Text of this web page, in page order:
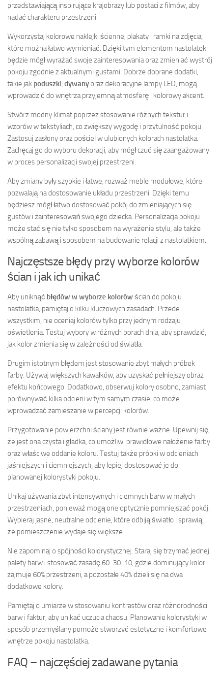
przedstawiającą inspirujące krajobrazy lub postaci z filmów, aby
nadać charakteru przestrzeni.
Wykorzystaj kolorowe naklejki ścienne, plakaty i ramki na zdjęcia,
które można łatwo wymieniać. Dzięki tym elementom nastolatek
będzie mógł wyrażać swoje zainteresowania oraz zmieniać wystrój
pokoju zgodnie z aktualnymi gustami. Dobrze dobrane dodatki,
takie jak poduszki dywanyoraz dekoracyjne lampy LED, mogą
wprowadzić do wnętrza przyjemną atmosferę i kolorowy akcent.
Stwórz modny klimat poprzez stosowanie różnych tekstur i
wzorów w tekstyliach, co zwiększy wygodę i przytulność pokoju.
Zastosuj zasłony oraz pościel w ulubionych kolorach nastolatka.
Zachęcaj go do wyboru dekoracji, aby mógł czuć się zaangażowany
w proces personalizacji swojej przestrzeni.
Aby zmiany były szybkie i łatwe, rozważ meble modułowe, które
pozwalają na dostosowanie układu przestrzeni. Dzięki temu
będziesz mógł łatwo dostosować pokój do zmieniających się
gustów i zainteresowań swojego dziecka. Personalizacja pokoju
może stać się nie tylko sposobem na wyrażenie stylu, ale także
wspólną zabawą i sposobem na budowanie relacji z nastolatkiem.
Najczęstsze błędy przy wyborze kolorów
ścian i jak ich unikać
Aby uniknąć błędów w wyborze kolorów ścian do pokoju
nastolatka, pamiętaj o kilku kluczowych zasadach. Przede
wszystkim, nie oceniaj kolorów tylko przy jednym rodzaju
oświetlenia. Testuj wybory w różnych porach dnia, aby sprawdzić,
jak kolor zmienia się w zależności od światła.
Drugim istotnym błędem jest stosowanie zbyt małych próbek
farby. Używaj większych kawałków, aby uzyskać pełniejszy obraz
efektu końcowego. Dodatkowo, obserwuj kolory osobno, zamiast
porównywać kilka odcieni w tym samym czasie, co może
wprowadzać zamieszanie w percepcji kolorów.
Przygotowanie powierzchni ściany jest równie ważne. Upewnij się,
że jest ona czysta i gładka, co umożliwi prawidłowe nałożenie farby
oraz właściwe oddanie koloru. Testuj także próbki w odcieniach
jaśniejszych i ciemniejszych, aby lepiej dostosować je do
planowanej kolorystyki pokoju.
Unikaj używania zbyt intensywnych i ciemnych barw w małych
przestrzeniach, ponieważ mogą one optycznie pomniejszać pokój.
Wybieraj jasne, neutralne odcienie, które odbiją światło i sprawią,
że pomieszczenie wydaje się większe.
Nie zapominaj o spójności kolorystycznej. Staraj się trzymać jednej
palety barw i stosować zasadę 60-30-10, gdzie dominujący kolor
zajmuje 60% przestrzeni, a pozostałe 40% dzieli się na dwa
dodatkowe kolory.
Pamiętaj o umiarze w stosowaniu kontrastów oraz różnorodności
barw i faktur, aby unikać uczucia chaosu. Planowanie kolorystyki w
sposób przemyślany pomoże stworzyć estetyczne i komfortowe
wnętrze pokoju nastolatka.
FAQ – najczęściej zadawane pytania